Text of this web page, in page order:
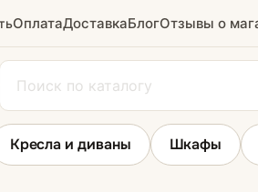
ОплатаДоставкаБлогОтзывы о
Кресла и диваны Шкафы